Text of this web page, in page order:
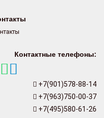
Контактные телефоны:
+7(901)578-88-14
+7(963)750-00-37
+7(495)580-61-26